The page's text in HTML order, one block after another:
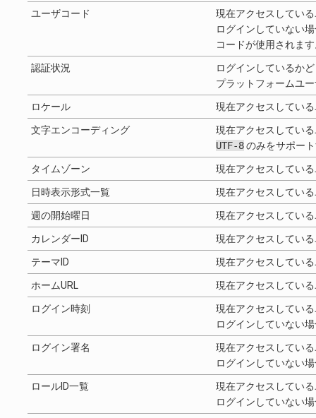
ユーザコード
現在アクセスしてい
ログインしていない
コードが使用されま
認証状況
ログインしているか
プラットフォームユ
ロケール 現在アクセスしてい
文字エンコーディング
現在アクセスしてい
UTF-8のみをサポー
タイムゾーン 現在アクセスしてい
日時表示形式一覧 現在アクセスしてい
週の開始曜日 現在アクセスしてい
カレンダーID 現在アクセスしてい
テーマID 現在アクセスしてい
ホームURL 現在アクセスしてい
ログイン時刻
現在アクセスしてい
ログインしていない
ログイン署名
現在アクセスしてい
ログインしていない
ロールID一覧
現在アクセスしてい
ログインしていない